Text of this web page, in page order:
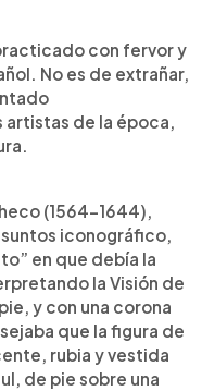
con fervor y
No es de extrañar,
artistas de la época,
(1564-1644),
iconográfico,
en que debía la
la Visión de
y con una corona
que la figura de
rubia y vestida
de pie sobre una